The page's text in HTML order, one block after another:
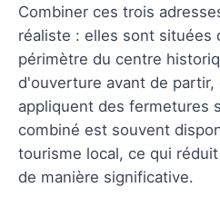
Combiner ces trois
réaliste : elles sont situées
périmètre du centre
d'ouverture avant de partir,
appliquent des fermetures
combiné est souvent
tourisme local, ce qui
de manière significative.